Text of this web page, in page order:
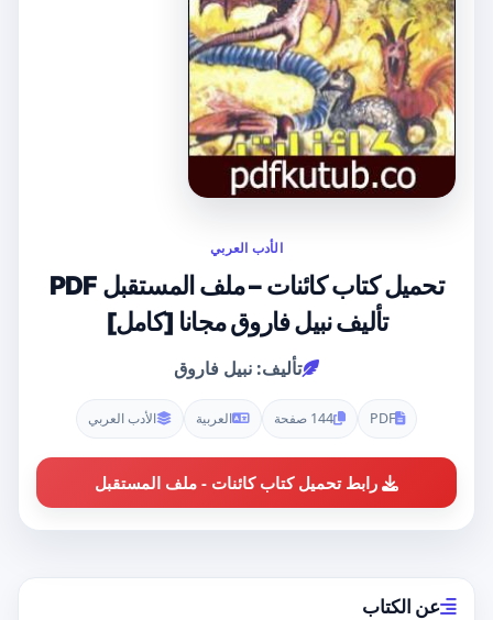
الأدب العربي
تحميل كتاب كائنات – ملف المستقبل PDF
تأليف نبيل فاروق مجانا [كامل]
تأليف: نبيل فاروق
PDF 144 صفحة العربية الأدب العربي
رابط تحميل كتاب كائنات - ملف المستقبل
عن الكتاب